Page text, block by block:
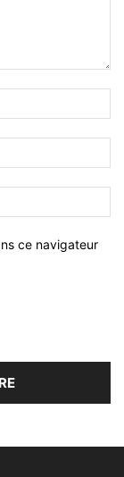
ce navigateur